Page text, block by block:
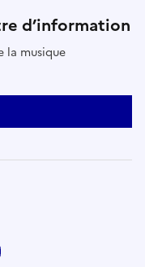
d’information
la musique